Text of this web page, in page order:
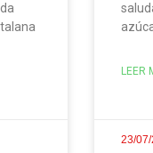
LEER
23/